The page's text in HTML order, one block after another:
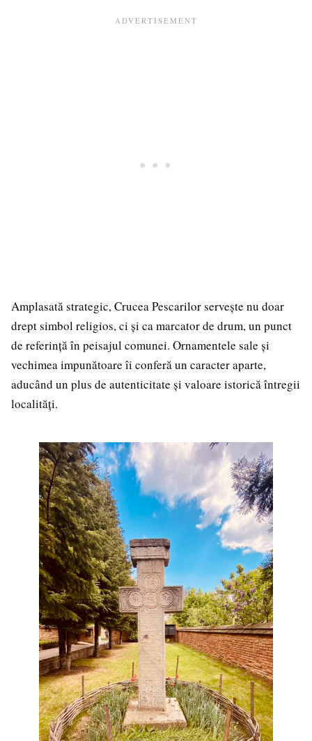
Amplasată strategic, Crucea Pescarilor servește nu doar
drept simbol religios, ci și ca marcator de drum, un punct
de referință în peisajul comunei. Ornamentele sale și
vechimea impunătoare îi conferă un caracter aparte,
aducând un plus de autenticitate și valoare istorică întregii
localități.